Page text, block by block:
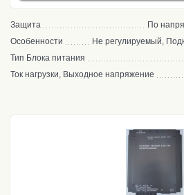
Защита
По
Особенности
Не регулируемый,
Тип Блока питания
Ток нагрузки, Выходное напряжение